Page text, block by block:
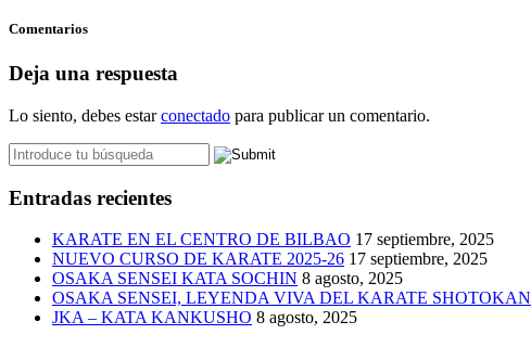
Comentarios
Deja una respuesta
Lo siento, debes estarconectado para publicar un comentario.
Entradas recientes
KARATE EN EL CENTRO DE BILBAO 17 septiembre, 2025
NUEVO CURSO DE KARATE 2025-26 17 septiembre, 2025
OSAKA SENSEI KATA SOCHIN 8 agosto, 2025
OSAKA SENSEI, LEYENDA VIVA DEL KARATE SHOTOKAN
JKA – KATA KANKUSHO 8 agosto, 2025